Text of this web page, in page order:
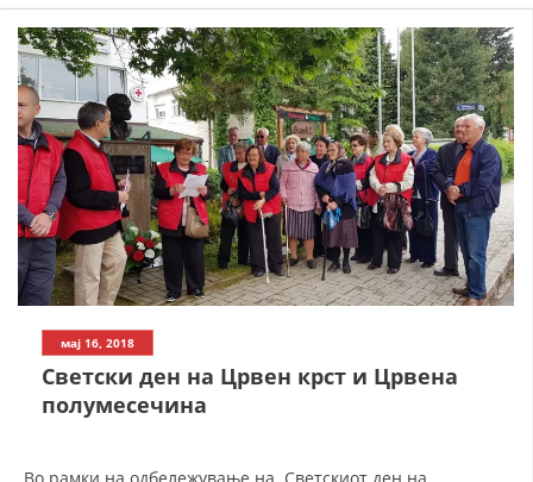
ИСТОРИЈАТ НА ЦКРМ
ИСТОРИЈАТ НА ДВИЖЕЊЕТО
СТРУКТУРА НА ОРГАНИЗАЦИЈАТА
КОНТАКТ ИНФОРМАЦИИ
мај 16, 2018
Светски ден на Црвен крст и Црвенa
полумесечина
Во рамки на одбележување на Светскиот ден на